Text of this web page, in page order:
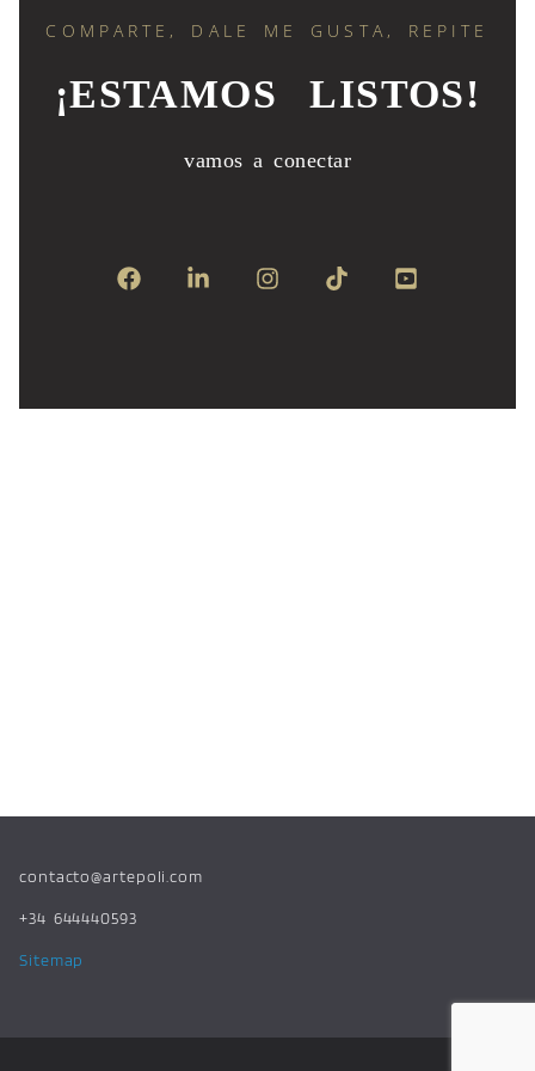
COMPARTE, DALE ME GUSTA, REPITE
¡ESTAMOS LISTOS!
vamos a conectar
contacto@artepoli.com
+34 644440593
Sitemap